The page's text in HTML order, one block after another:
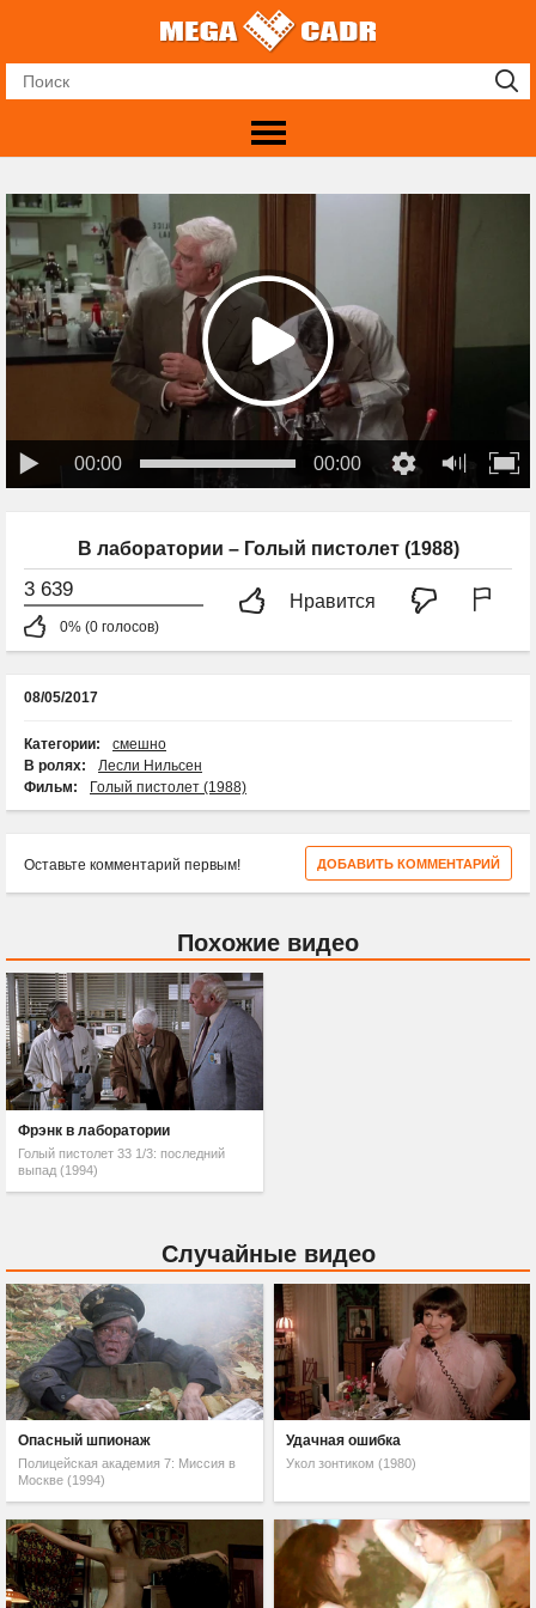
00:00 00:00
В лаборатории – Голый пистолет (1988)
3 639
0% (0 голосов)
Нравится
08/05/2017
Категории:
смешно
В ролях:
Лесли Нильсен
Фильм:
Голый пистолет (1988)
ДОБАВИТЬ КОММЕНТАРИЙ
Оставьте комментарий первым!
Похожие видео
Фрэнк в лаборатории
Голый пистолет 33 1/3: последний
выпад (1994)
Случайные видео
Опасный шпионаж
Полицейская академия 7: Миссия в
Москве (1994)
Удачная ошибка
Укол зонтиком (1980)